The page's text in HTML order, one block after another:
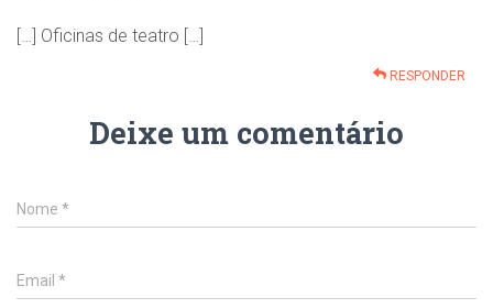
[…] Oficinas de teatro […]
RESPONDER
Deixe um comentário
Nome *
Email *